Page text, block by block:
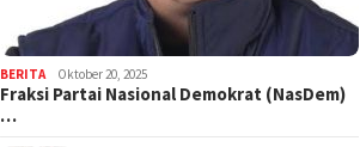
BERITA Oktober 20, 2025
Fraksi Partai Nasional Demokrat (NasDem)
…